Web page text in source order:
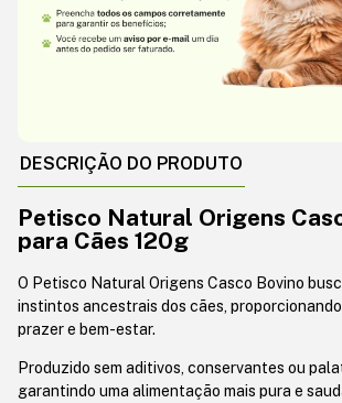
DESCRIÇÃO DO PRODUTO
Petisco Natural Origens
para Cães 120g
O Petisco Natural Origens Casco Bovino
instintos ancestrais dos cães,
prazer e bem-estar.
Produzido sem aditivos, conservantes ou
garantindo uma alimentação mais pura e